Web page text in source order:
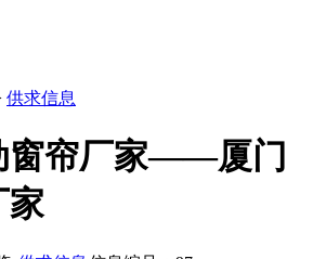
供求信息
窗帘厂家——厦门
家